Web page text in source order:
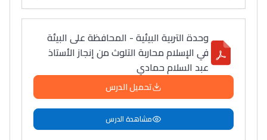
وحدة التربية البيئية - المحافظة على البيئة
في الإسلام محاربة التلوث من إنجاز الأستاذ
عبد السلام حمادي
تحميل الدرس
مشاهدة الدرس